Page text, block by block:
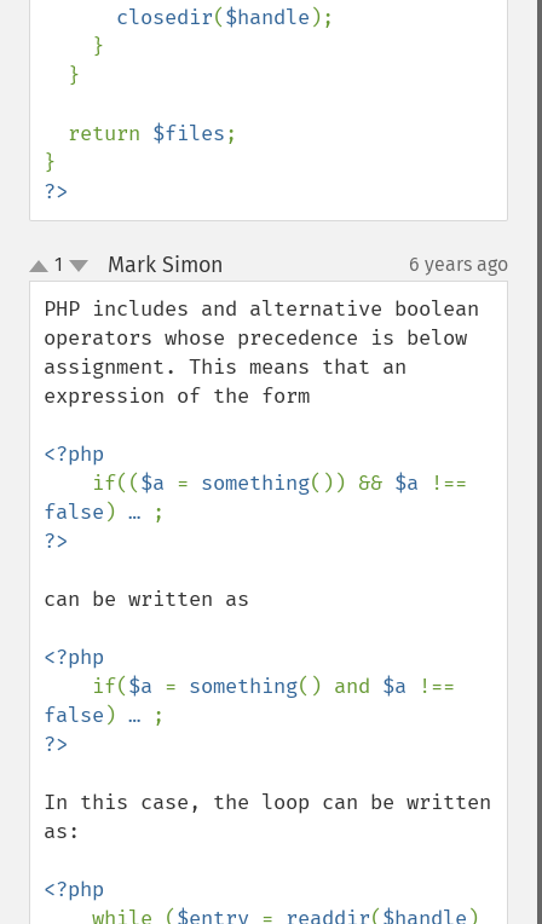
closedir($handle );
  return
$files;
?>
up
down
1 Mark Simon 6 years ago
PHP includes and alternative boolean
operators whose precedence is below
assignment. This means that an
expression of the form
<?php
if(($a = something()) && $a
false ) …
can be written as
<?php
if($a = something() and $a
false ) …
In this case, the loop can be written
as:
<?php
while ($entry = readdir($handle )